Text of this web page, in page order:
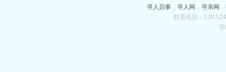
寻人启事， 寻人网 ， 寻亲网 ，
联系电话：138